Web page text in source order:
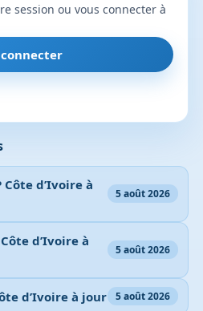
Côte d’Ivoire à
5 août 2026
d’Ivoire à
5 août 2026
d’Ivoire à jour 5 août 2026
session ou vous connecter à
connecter